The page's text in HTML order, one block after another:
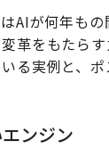
AIが何年も
革をもたら
る実例と、
ンジン